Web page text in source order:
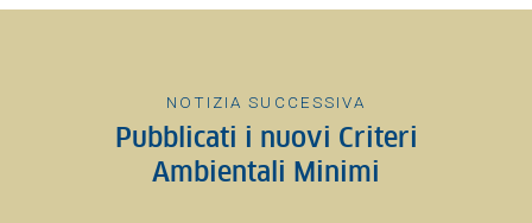
NOTIZIA SUCCESSIVA
Pubblicati i nuovi Criteri
Ambientali Minimi